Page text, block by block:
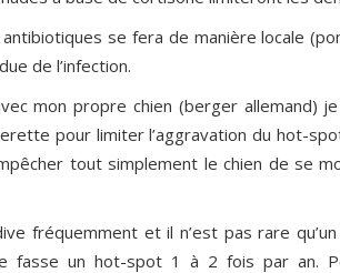
se fera de manière locale
de l’infection.
mon propre chien (berger allemand)
pour limiter l’aggravation du hot-
tout simplement le chien de se
fréquemment et il n’est pas rare
fasse un hot-spot 1 à 2 fois par an.
toujours savoir comment réagir face aux
votre chien ou chat.
50 pages de conseils
Analyse de toutes les situations d'urgence
chats
Fermer la fenêtre et continuer la lecture du blog.